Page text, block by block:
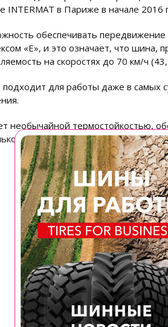
INTERMAT в Париже в начале 2016
обеспечивать передвижение
«E», и это означает, что шина,
на скоростях до 70 км/ч
для работы даже в самых
необычайной термостойкостью,
шины, но и техники.